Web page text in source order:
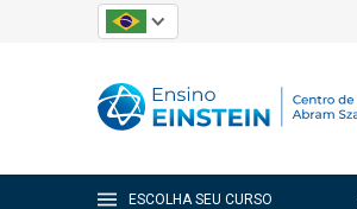
ESCOLHA SEU CURSO